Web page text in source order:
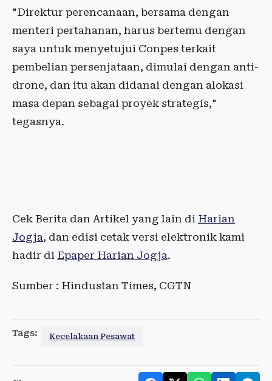
"Direktur perencanaan, bersama dengan
menteri pertahanan, harus bertemu dengan
saya untuk menyetujui Conpes terkait
pembelian persenjataan, dimulai dengan anti-
drone, dan itu akan didanai dengan alokasi
masa depan sebagai proyek strategis,"
tegasnya.
Cek Berita dan Artikel yang lain di Harian
Jogja, dan edisi cetak versi elektronik kami
hadir di Epaper Harian Jogja.
Sumber : Hindustan Times, CGTN
Tags: Kecelakaan Pesawat